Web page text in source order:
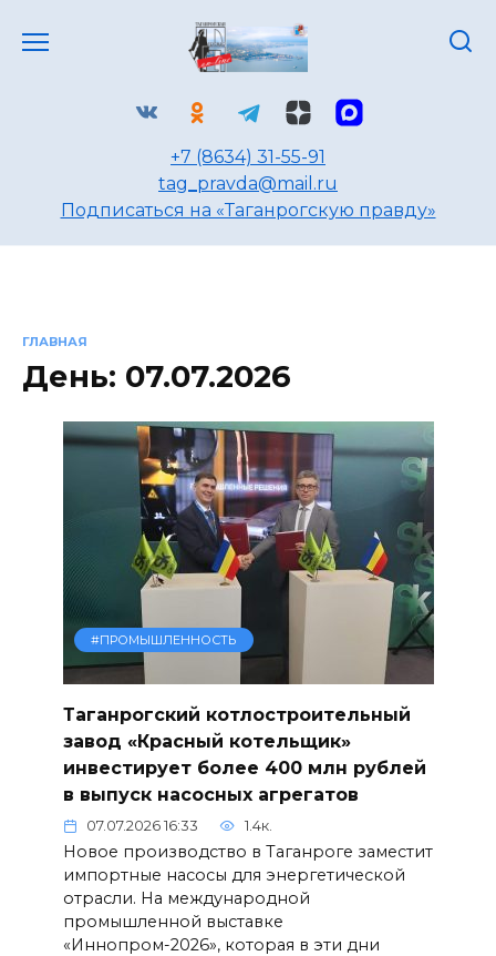
+7 (8634) 31-55-91
tag_pravda@mail.ru
Подписаться на «Таганрогскую правду»
ГЛАВНАЯ
День: 07.07.2026
#ПРОМЫШЛЕННОСТЬ
Таганрогский котлостроительный
завод «Красный котельщик»
инвестирует более 400 млн рублей
в выпуск насосных агрегатов
07.07.2026 16:33 1.4к.
Новое производство в Таганроге заместит
импортные насосы для энергетической
отрасли. На международной
промышленной выставке
«Иннопром-2026», которая в эти дни